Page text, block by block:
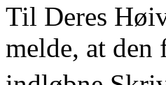
Til Deres
melde, at den